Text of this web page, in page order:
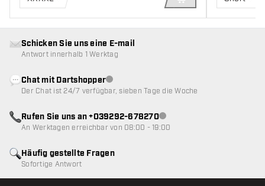
IN DEN
Häufig gestellte Fragen
Sofortige Antwort
Schicken Sie uns eine E-mail
Antwort innerhalb 1 Werktag
Chat mit DartshopperKundenservice nicht verfügbar
Der Chat ist 24/7 verfügbar, sieben Tage die Woche
Rufen Sie uns an +039292-678270Kundenservice nicht
An Werktagen erreichbar von 08:00 - 19:00